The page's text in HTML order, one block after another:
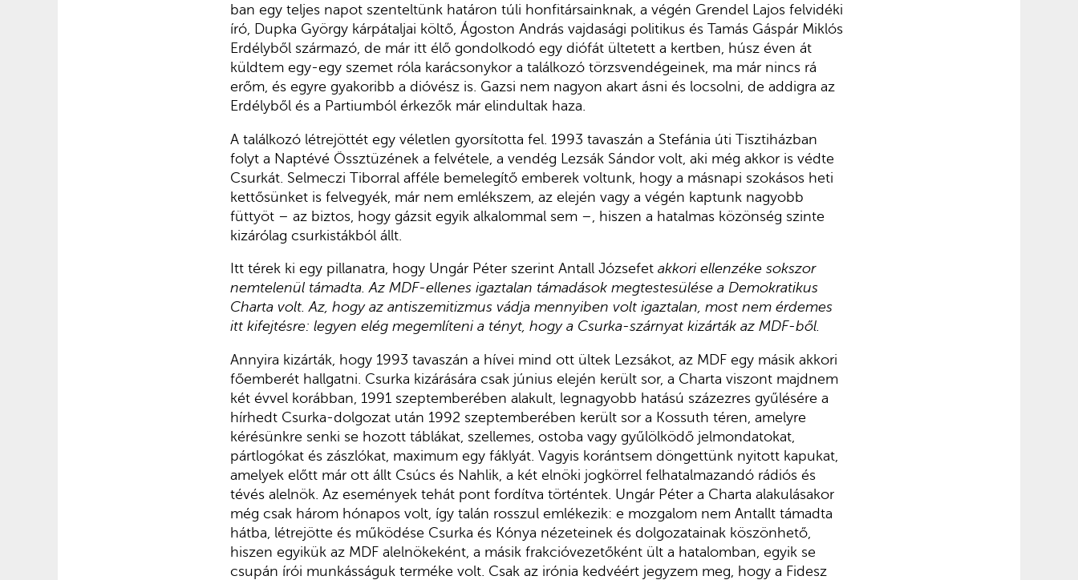
ban egy teljes napot szenteltünk határon túli honfitársainknak, a végén Grendel Lajos felvidéki
író, Dupka György kárpátaljai költő, Ágoston András vajdasági politikus és Tamás Gáspár Miklós
Erdélyből származó, de már itt élő gondolkodó egy diófát ültetett a kertben, húsz éven át
küldtem egy-egy szemet róla karácsonykor a találkozó törzsvendégeinek, ma már nincs rá
erőm, és egyre gyakoribb a dióvész is. Gazsi nem nagyon akart ásni és locsolni, de addigra az
Erdélyből és a Partiumból érkezők már elindultak haza.
A találkozó létrejöttét egy véletlen gyorsította fel. 1993 tavaszán a Stefánia úti Tisztiházban
folyt a Naptévé Össztüzének a felvétele, a vendég Lezsák Sándor volt, aki még akkor is védte
Csurkát. Selmeczi Tiborral afféle bemelegítő emberek voltunk, hogy a másnapi szokásos heti
kettősünket is felvegyék, már nem emlékszem, az elején vagy a végén kaptunk nagyobb
füttyöt – az biztos, hogy gázsit egyik alkalommal sem –, hiszen a hatalmas közönség szinte
kizárólag csurkistákból állt.
Itt térek ki egy pillanatra, hogy Ungár Péter szerint Antall Józsefet akkori ellenzéke sokszor
nemtelenül támadta. Az MDF-ellenes igaztalan támadások megtestesülése a Demokratikus
Charta volt. Az, hogy az antiszemitizmus vádja mennyiben volt igaztalan, most nem érdemes
itt kifejtésre: legyen elég megemlíteni a tényt, hogy a Csurka-szárnyat kizárták az MDF-ből.
Annyira kizárták, hogy 1993 tavaszán a hívei mind ott ültek Lezsákot, az MDF egy másik akkori
főemberét hallgatni. Csurka kizárására csak június elején került sor, a Charta viszont majdnem
két évvel korábban, 1991 szeptemberében alakult, legnagyobb hatású százezres gyűlésére a
hírhedt Csurka-dolgozat után 1992 szeptemberében került sor a Kossuth téren, amelyre
kérésünkre senki se hozott táblákat, szellemes, ostoba vagy gyűlölködő jelmondatokat,
pártlogókat és zászlókat, maximum egy fáklyát. Vagyis korántsem döngettünk nyitott kapukat,
amelyek előtt már ott állt Csúcs és Nahlik, a két elnöki jogkörrel felhatalmazandó rádiós és
tévés alelnök. Az események tehát pont fordítva történtek. Ungár Péter a Charta alakulásakor
még csak három hónapos volt, így talán rosszul emlékezik: e mozgalom nem Antallt támadta
hátba, létrejötte és működése Csurka és Kónya nézeteinek és dolgozatainak köszönhető,
hiszen egyikük az MDF alelnökeként, a másik frakcióvezetőként ült a hatalomban, egyik se
csupán írói munkásságuk terméke volt. Csak az irónia kedvéért jegyzem meg, hogy a Fidesz